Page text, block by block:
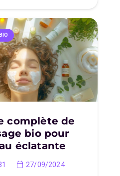
complète de
bio pour
éclatante
27/09/2024